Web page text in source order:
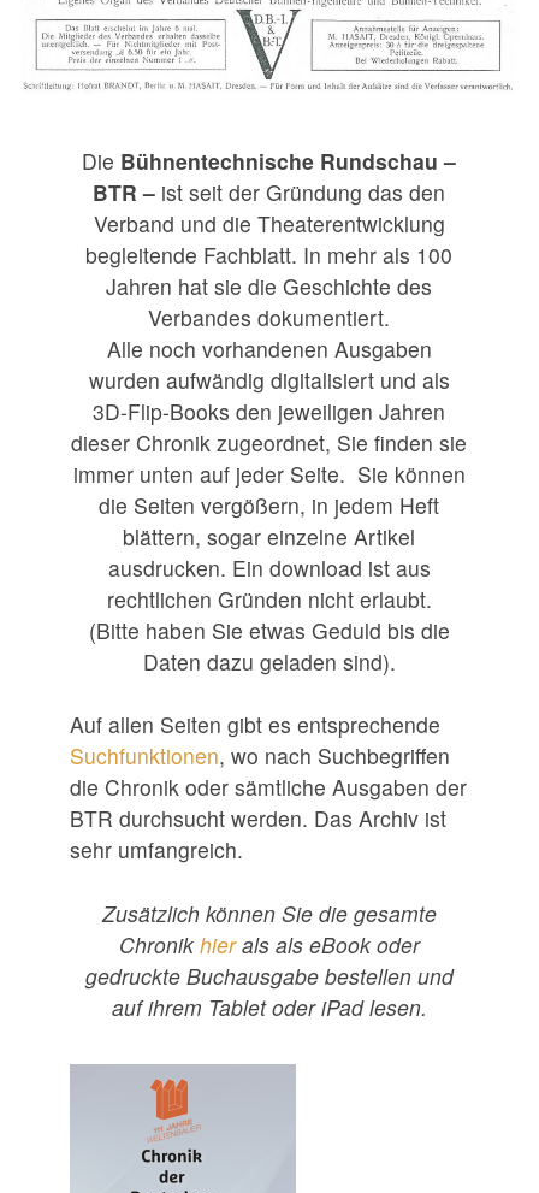
Die Bühnentechnische Rundschau –
BTR – ist seit der Gründung das den
Verband und die Theaterentwicklung
begleitende Fachblatt. In mehr als 100
Jahren hat sie die Geschichte des
Verbandes dokumentiert.
Alle noch vorhandenen Ausgaben
wurden aufwändig digitalisiert und als
3D-Flip-Books den jeweiligen Jahren
dieser Chronik zugeordnet, Sie finden sie
immer unten auf jeder Seite. Sie können
die Seiten vergößern, in jedem Heft
blättern, sogar einzelne Artikel
ausdrucken. Ein download ist aus
rechtlichen Gründen nicht erlaubt.
(Bitte haben Sie etwas Geduld bis die
Daten dazu geladen sind).
Auf allen Seiten gibt es entsprechende
Suchfunktionen, wo nach Suchbegriffen
die Chronik oder sämtliche Ausgaben der
BTR durchsucht werden. Das Archiv ist
sehr umfangreich.
Zusätzlich können Sie die gesamte
Chronikhierals als eBook oder
gedruckte Buchausgabe bestellen und
auf ihrem Tablet oder iPad lesen.